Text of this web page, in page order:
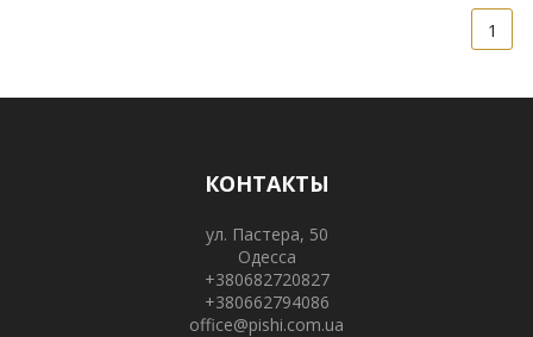
1
КОНТАКТЫ
ул. Пастера, 50
Одесса
+380682720827
+380662794086
office@pishi.com.ua